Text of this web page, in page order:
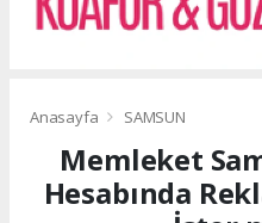
Anasayfa SAMSUN
Memleket
Hesabında